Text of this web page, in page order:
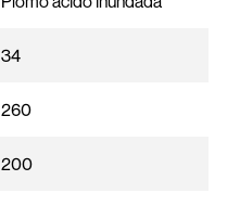
34
260
200